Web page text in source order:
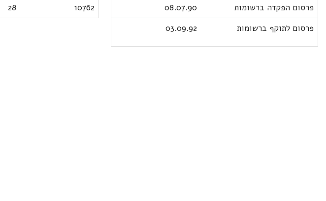
פרסום הפקדה ברשומות
08.07.90
פרסום לתוקף ברשומות
03.09.92
10762
28